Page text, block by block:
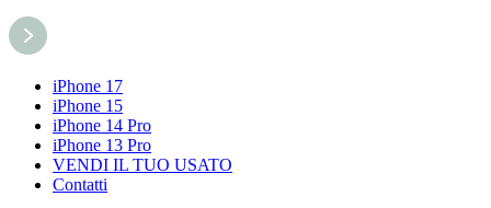
iPhone 17
iPhone 15
iPhone 14 Pro
iPhone 13 Pro
VENDI IL TUO USATO
Contatti